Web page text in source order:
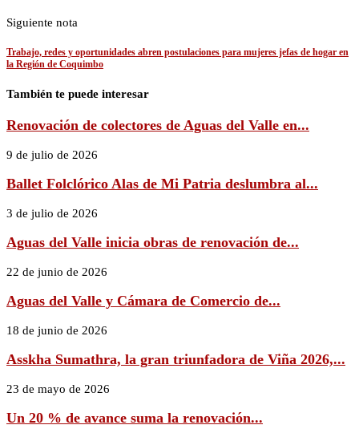
Siguiente nota
Trabajo, redes y oportunidades abren postulaciones para mujeres jefas de hogar en
la Región de Coquimbo
También te puede interesar
Renovación de colectores de Aguas del Valle en...
9 de julio de 2026
Ballet Folclórico Alas de Mi Patria deslumbra al...
3 de julio de 2026
Aguas del Valle inicia obras de renovación de...
22 de junio de 2026
Aguas del Valle y Cámara de Comercio de...
18 de junio de 2026
Asskha Sumathra, la gran triunfadora de Viña 2026,...
23 de mayo de 2026
Un 20 % de avance suma la renovación...